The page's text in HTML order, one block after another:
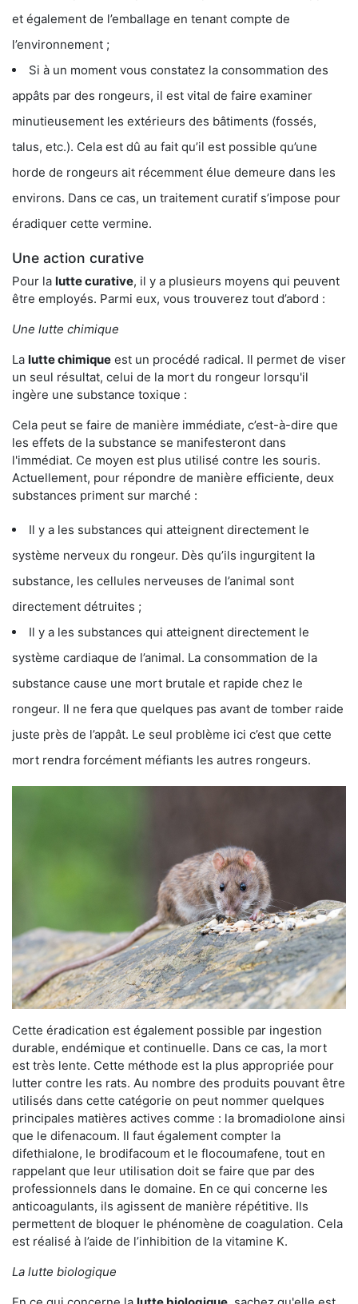
et également de l’emballage en tenant compte de
l’environnement ;
Si à un moment vous constatez la consommation des
appâts par des rongeurs, il est vital de faire examiner
minutieusement les extérieurs des bâtiments (fossés,
talus, etc.). Cela est dû au fait qu’il est possible qu’une
horde de rongeurs ait récemment élue demeure dans les
environs. Dans ce cas, un traitement curatif s’impose pour
éradiquer cette vermine.
Une action curative
Pour la lutte curative, il y a plusieurs moyens qui peuvent
être employés. Parmi eux, vous trouverez tout d’abord :
Une lutte chimique
La lutte chimique est un procédé radical. Il permet de viser
un seul résultat, celui de la mort du rongeur lorsqu'il
ingère une substance toxique :
Cela peut se faire de manière immédiate, c’est-à-dire que
les effets de la substance se manifesteront dans
l'immédiat. Ce moyen est plus utilisé contre les souris.
Actuellement, pour répondre de manière efficiente, deux
substances priment sur marché :
Il y a les substances qui atteignent directement le
système nerveux du rongeur. Dès qu’ils ingurgitent la
substance, les cellules nerveuses de l’animal sont
directement détruites ;
Il y a les substances qui atteignent directement le
système cardiaque de l’animal. La consommation de la
substance cause une mort brutale et rapide chez le
rongeur. Il ne fera que quelques pas avant de tomber raide
juste près de l’appât. Le seul problème ici c’est que cette
mort rendra forcément méfiants les autres rongeurs.
Cette éradication est également possible par ingestion
durable, endémique et continuelle. Dans ce cas, la mort
est très lente. Cette méthode est la plus appropriée pour
lutter contre les rats. Au nombre des produits pouvant être
utilisés dans cette catégorie on peut nommer quelques
principales matières actives comme : la bromadiolone ainsi
que le difenacoum. Il faut également compter la
difethialone, le brodifacoum et le flocoumafene, tout en
rappelant que leur utilisation doit se faire que par des
professionnels dans le domaine. En ce qui concerne les
anticoagulants, ils agissent de manière répétitive. Ils
permettent de bloquer le phénomène de coagulation. Cela
est réalisé à l’aide de l’inhibition de la vitamine K.
La lutte biologique